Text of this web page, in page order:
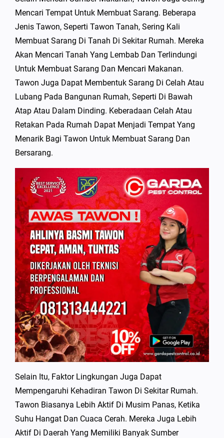
Mencari Tempat Untuk Membuat Sarang. Beberapa
Jenis Tawon, Seperti Tawon Tanah, Sering Kali
Membuat Sarang Di Tanah Di Sekitar Rumah. Mereka
Akan Mencari Tanah Yang Lembab Dan Terlindungi
Untuk Membuat Sarang Dan Mencari Makanan.
Tawon Juga Dapat Membentuk Sarang Di Celah Atau
Lubang Pada Bangunan Rumah, Seperti Di Bawah
Atap Atau Dalam Dinding. Keberadaan Celah Atau
Retakan Pada Rumah Dapat Menjadi Tempat Yang
Menarik Bagi Tawon Untuk Membuat Sarang Dan
Bersarang.
Selain Itu, Faktor Lingkungan Juga Dapat
Mempengaruhi Kehadiran Tawon Di Sekitar Rumah.
Tawon Biasanya Lebih Aktif Di Musim Panas, Ketika
Suhu Hangat Dan Cuaca Cerah. Mereka Juga Lebih
Aktif Di Daerah Yang Memiliki Banyak Sumber